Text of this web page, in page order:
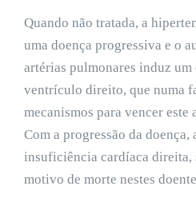
Quando não tratada, a
uma doença progressiva e o
artérias pulmonares induz
ventrículo direito, que numa
mecanismos para vencer este
Com a progressão da doença,
insuficiência cardíaca direita,
motivo de morte nestes